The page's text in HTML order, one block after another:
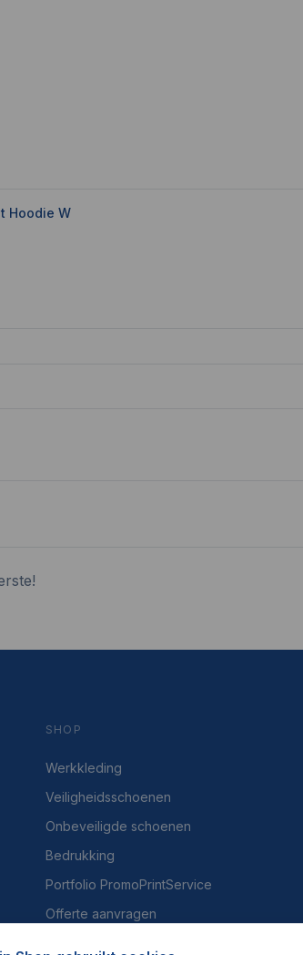
Hoodie W
SHOP
Werkkleding
Veiligheidsschoenen
Onbeveiligde schoenen
Bedrukking
Portfolio PromoPrintService
Offerte aanvragen